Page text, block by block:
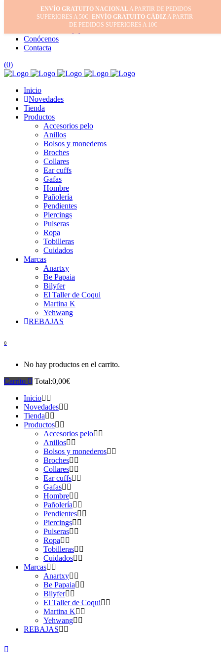
Inicio
Mi cuenta
Conócenos
Contacta
(0)
Inicio
Novedades
Tienda
Productos
Accesorios pelo
Anillos
Bolsos y monederos
Broches
Collares
Ear cuffs
Gafas
Hombre
Pañolería
Pendientes
Piercings
Pulseras
Ropa
Tobilleras
Cuidados
Marcas
Anartxy
Be Papaia
Bilyfer
El Taller de Coqui
Martina K
Yehwang
REBAJAS
0
No hay productos en el carrito.
Carrito
Total:0,00€
Inicio
Novedades
Tienda
Productos
Accesorios pelo
Anillos
Bolsos y monederos
Broches
Collares
Ear cuffs
Gafas
Hombre
Pañolería
Pendientes
Piercings
Pulseras
Ropa
Tobilleras
Cuidados
Marcas
Anartxy
Be Papaia
Bilyfer
El Taller de Coqui
Martina K
Yehwang
REBAJAS
ENVÍO GRATUITO NACIONALA PARTIR DE PEDIDOS
SUPERIORES A 50€ | ENVÍO GRATUITO CÁDIZA PARTIR
DE PEDIDOS SUPERIORES A 10€